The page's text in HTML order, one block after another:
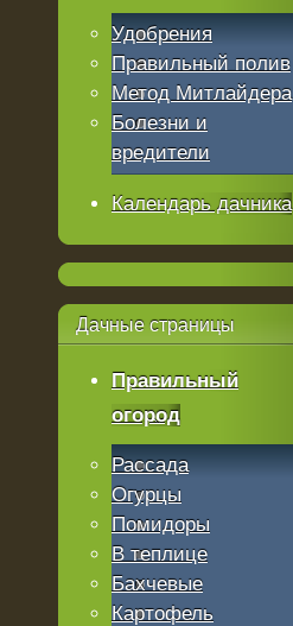
Удобрения
Правильный полив
Метод Митлайдера
Болезни и
вредители
Календарь дачника
Дачные страницы
Правильный
огород
Рассада
Огурцы
Помидоры
В теплице
Бахчевые
Картофель